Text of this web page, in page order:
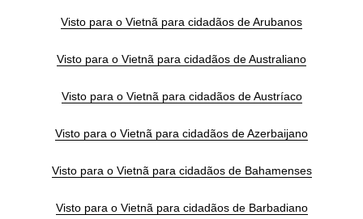
Visto para o Vietnã para cidadãos de Arubanos
Visto para o Vietnã para cidadãos de Australiano
Visto para o Vietnã para cidadãos de Austríaco
Visto para o Vietnã para cidadãos de Azerbaijano
Visto para o Vietnã para cidadãos de Bahamenses
Visto para o Vietnã para cidadãos de Barbadiano